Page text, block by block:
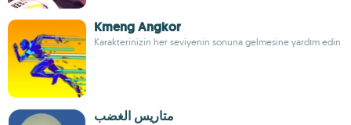
Kmeng Angkor
Karakterinizin her seviyenin sonuna gelmesine yardım edin
متاريس الغضب